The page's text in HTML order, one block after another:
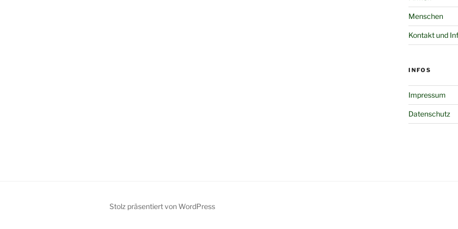
Menschen
Kontakt und
INFOS
Impressum
Datenschutz
Stolz präsentiert von WordPress